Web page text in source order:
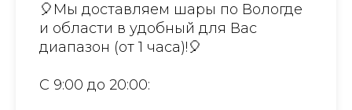
🎈Мы доставляем шары по Вологде
и области в удобный для Вас
диапазон (от 1 часа)!🎈
С 9:00 до 20:00: